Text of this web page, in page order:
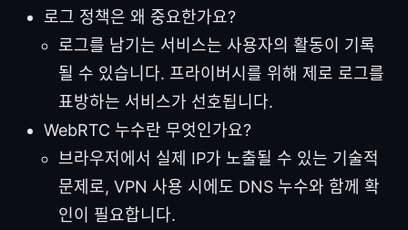
로그 정책은 왜 중요한가요?
로그를 남기는 서비스는 사용자의 활동이 기록
될 수 있습니다. 프라이버시를 위해 제로 로그를
표방하는 서비스가 선호됩니다.
WebRTC 누수란 무엇인가요?
브라우저에서 실제 IP가 노출될 수 있는 기술적
문제로, VPN 사용 시에도 DNS 누수와 함께 확
인이 필요합니다.